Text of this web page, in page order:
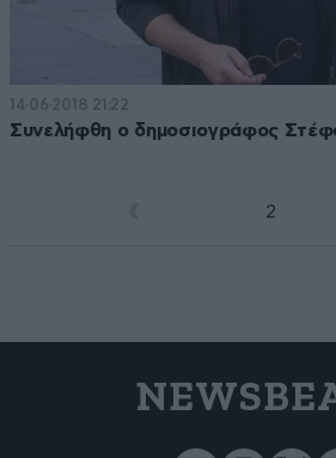
14·06·2018 21:22
Συνελήφθη ο δημοσιογράφος
2